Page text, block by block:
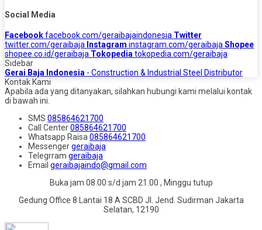
Social Media
Facebookfacebook.com/geraibajaindonesia Twitter
twitter.com/geraibaja Instagram instagram.com/geraibaja Shopee
shopee.co.id/geraibaja Tokopedia tokopedia.com/geraibaja
Sidebar
Gerai Baja Indonesia - Construction & Industrial Steel Distributor
Kontak Kami
Apabila ada yang ditanyakan, silahkan hubungi kami melalui kontak
di bawah ini.
SMS 085864621700
Call Center085864621700
Whatsapp Raisa 085864621700
Messengergeraibaja
Telegrram geraibaja
Email geraibajaindo@gmail.com
Buka jam 08.00 s/d jam 21.00 , Minggu tutup
Gedung Office 8 Lantai 18 A SCBD Jl. Jend. Sudirman Jakarta
Selatan, 12190